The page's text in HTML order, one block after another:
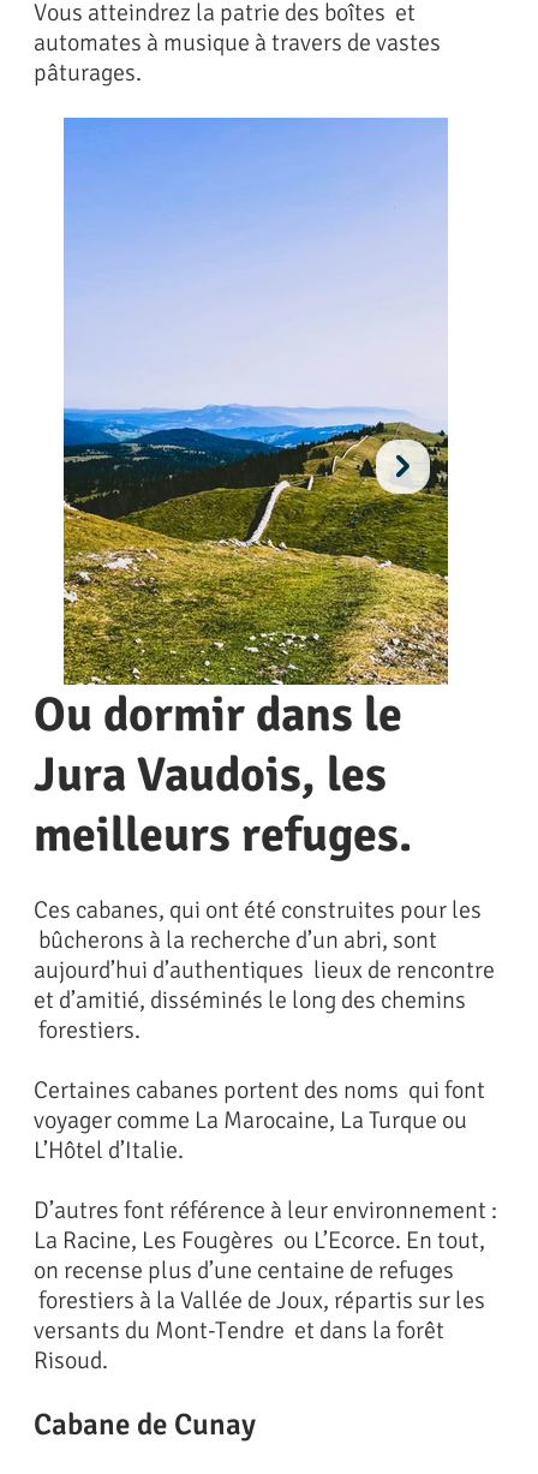
Le Mont Tendre
Vous atteindrez la patrie des boîtes et
automates à musique à travers de vastes
pâturages.
Ou dormir dans le
Jura Vaudois, les
meilleurs refuges.
Ces cabanes, qui ont été construites pour les
bûcherons à la recherche d’un abri, sont
aujourd’hui d’authentiques lieux de rencontre
et d’amitié, disséminés le long des chemins
forestiers.
Certaines cabanes portent des noms qui font
voyager comme La Marocaine, La Turque ou
L’Hôtel d’Italie.
D’autres font référence à leur environnement :
La Racine, Les Fougères ou L’Ecorce. En tout,
on recense plus d’une centaine de refuges
forestiers à la Vallée de Joux, répartis sur les
versants du Mont-Tendre et dans la forêt
Risoud.
Cabane de Cunay